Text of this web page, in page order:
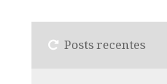
Posts recentes